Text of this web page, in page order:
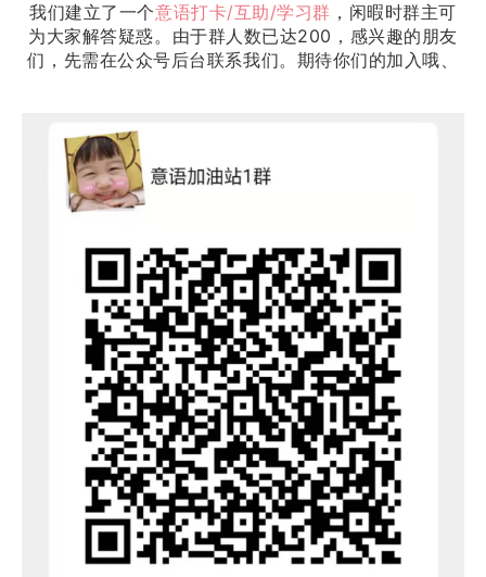
我们建立了一个意语打卡/互助/学习群 ，闲暇时群主可
为大家解答疑惑。由于群人数已达200，感兴趣的朋友
们，先需在公众号后台联系我们。期待你们的加入哦、